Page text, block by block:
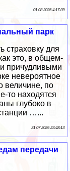
01 08 2026 4:17:39
парк
страховку для
это, в общем-
причудливыми
невероятное
величине, по
то находятся
глубоко в
…...
31 07 2026 23:48:13
передачи